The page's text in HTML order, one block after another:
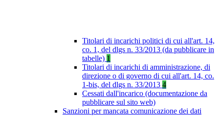
Titolari di incarichi politici di cui all'art. 14,
co. 1, del dlgs n. 33/2013 (da pubblicare in
tabelle) 1
Titolari di incarichi di amministrazione, di
direzione o di governo di cui all'art. 14, co.
1-bis, del dlgs n. 33/2013 4
Cessati dall'incarico (documentazione da
pubblicare sul sito web)
Sanzioni per mancata comunicazione dei dati